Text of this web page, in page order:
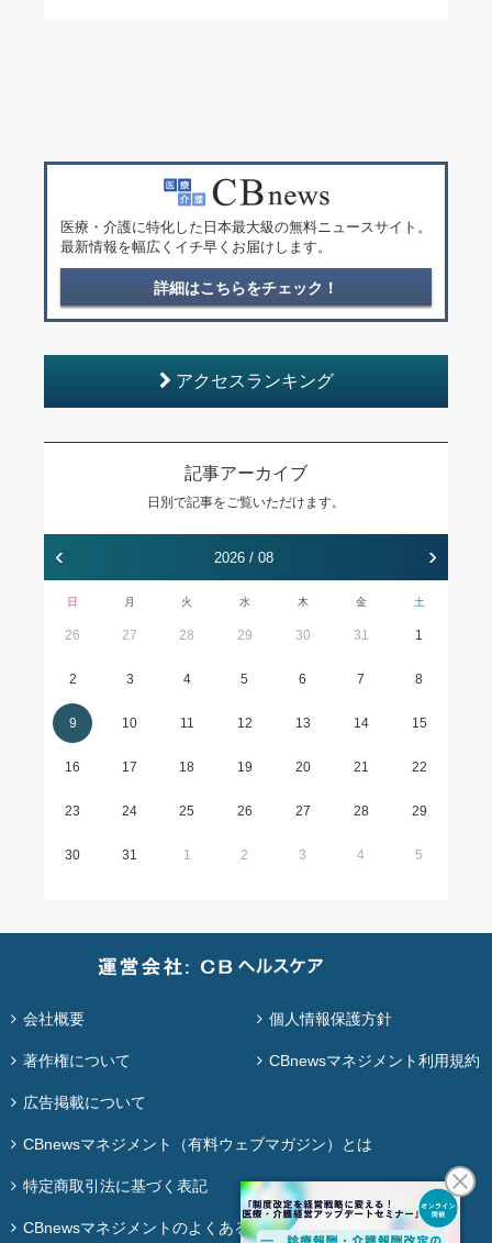
医療・介護に特化した日本最大級の無料ニュースサイト。
最新情報を幅広くイチ早くお届けします。
詳細はこちらをチェック！
アクセスランキング
記事アーカイブ
日別で記事をご覧いただけます。
‹ 2026 / 08 ›
日 月 火 水 木 金 土
26 27 28 29 30 31 1
2 3 4 5 6 7 8
9 10 11 12 13 14 15
16 17 18 19 20 21 22
23 24 25 26 27 28 29
30 31 1 2 3 4 5
会社概要 個人情報保護方針
著作権について CBnewsマネジメント利用規約
広告掲載について
CBnewsマネジメント（有料ウェブマガジン）とは
特定商取引法に基づく表記
CBnewsマネジメントのよくある質問